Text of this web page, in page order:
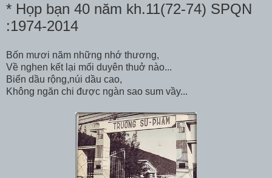
* Họp bạn 40 năm kh.11(72-74) SPQN
:1974-2014
Bốn mươi năm những nhớ thương,
Về nghen kết lại mối duyên thuở nào...
Biển dầu rộng,núi dầu cao,
Không ngăn chi được ngàn sao sum vầy...